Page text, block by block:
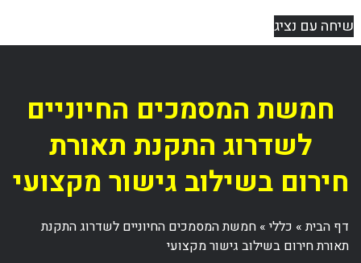
שיחה עם נציג
חמשת המסמכים החיוניים
לשדרוג התקנת תאורת
חירום בשילוב גישור מקצועי
דף הבית» כללי» חמשת המסמכים החיוניים לשדרוג התקנת
תאורת חירום בשילוב גישור מקצועי